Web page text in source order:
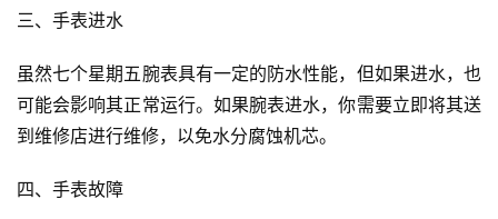
三、手表进水
虽然七个星期五腕表具有一定的防水性能，但如果进水，也
可能会影响其正常运行。如果腕表进水，你需要立即将其送
到维修店进行维修，以免水分腐蚀机芯。
四、手表故障